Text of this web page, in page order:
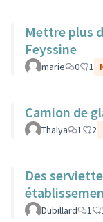
Mettre plus
Feyssine
marie 0 1
Camion de
Thalya 1 2
Des
Dubillard 1